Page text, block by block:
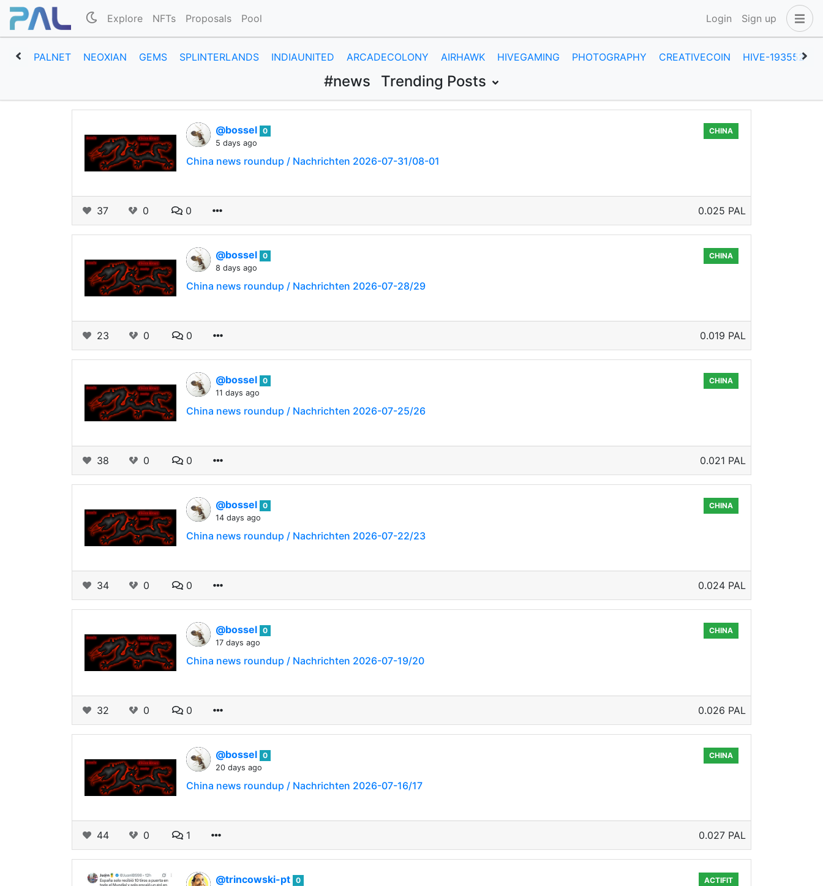
Explore NFTs Proposals Pool Login Sign up
PALNET NEOXIAN GEMS SPLINTERLANDS INDIAUNITED ARCADECOLONY AIRHAWK HIVEGAMING PHOTOGRAPHY CREATIVECOIN HIVE-193552
#news Trending Posts
@bossel 0
5 days ago
CHINA
China news roundup / Nachrichten 2026-07-31/08-01
37 0 0 0.025 PAL
@bossel 0
8 days ago
CHINA
China news roundup / Nachrichten 2026-07-28/29
23 0 0 0.019 PAL
@bossel 0
11 days ago
CHINA
China news roundup / Nachrichten 2026-07-25/26
38 0 0 0.021 PAL
@bossel 0
14 days ago
CHINA
China news roundup / Nachrichten 2026-07-22/23
34 0 0 0.024 PAL
@bossel 0
17 days ago
CHINA
China news roundup / Nachrichten 2026-07-19/20
32 0 0 0.026 PAL
@bossel 0
20 days ago
CHINA
China news roundup / Nachrichten 2026-07-16/17
44 0 1 0.027 PAL
@trincowski-pt 0
ACTIFIT